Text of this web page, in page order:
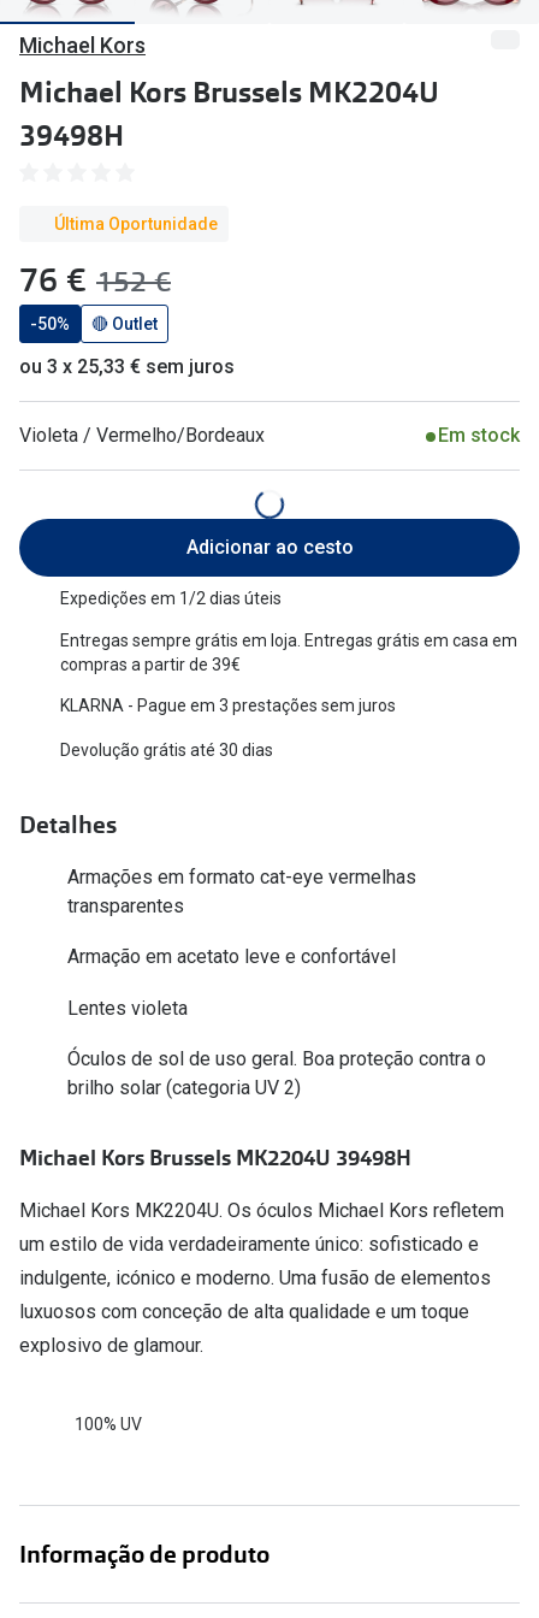
🔴Outlet
Categoria
Mulher
Criança
Acessórios
Marcas
Ray-Ban
Oakley
Persol
Michael Kors
Versace
Todas as marcas
Unofficial
Redondos
Conselhos
rosto
O sol e as crianças
Óculos de sol para todos
Lifestyle
Saiba mais sobre as suas marcas favoritas
Air Optix
Acuvue
Ver todas
Marque
Michael Kors
Michael Kors Brussels MK2204U
39498H
Última Oportunidade
agora:
76 € era:
152 €
-50% 🔴 Outlet
ou 3 x 25,33 € sem juros
Violeta / Vermelho/Bordeaux Em stock
Adicionar ao cesto
Expedições em 1/2 dias úteis
Entregas sempre grátis em loja. Entregas grátis em casa em
compras a partir de 39€
KLARNA - Pague em 3 prestações sem juros
Devolução grátis até 30 dias
Detalhes
Armações em formato cat-eye vermelhas
transparentes
Armação em acetato leve e confortável
Lentes violeta
Óculos de sol de uso geral. Boa proteção contra o
brilho solar (categoria UV 2)
Michael Kors Brussels MK2204U 39498H
Michael Kors MK2204U. Os óculos Michael Kors refletem
um estilo de vida verdadeiramente único: sofisticado e
indulgente, icónico e moderno. Uma fusão de elementos
luxuosos com conceção de alta qualidade e um toque
explosivo de glamour.
100% UV
Informação de produto